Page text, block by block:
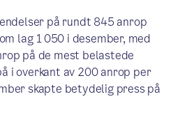
på rundt 845 anrop
lag 1 050 i desember, med
på de mest belastede
i overkant av 200 anrop per
skapte betydelig press på